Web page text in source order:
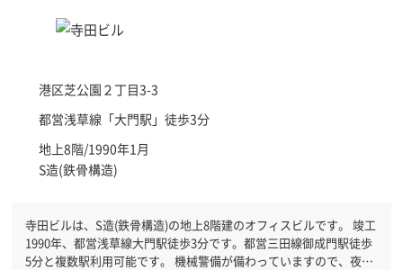
港区芝公園２丁目3-3
都営浅草線「大門駅 」徒歩3分
地上8階/1990年1月
S造(鉄骨構造)
寺田ビルは、S造(鉄骨構造)の地上8階建のオフィスビルです。 竣工
1990年、都営浅草線大門駅徒歩3分です。都営三田線御成門駅徒歩
5分と複数駅利用可能です。 機械警備が備わっていますので、夜間